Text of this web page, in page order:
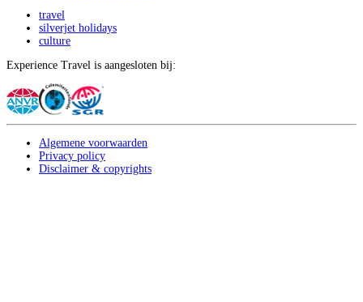
travel
silverjet holidays
culture
Experience Travel is aangesloten bij:
Algemene voorwaarden
Privacy policy
Disclaimer & copyrights